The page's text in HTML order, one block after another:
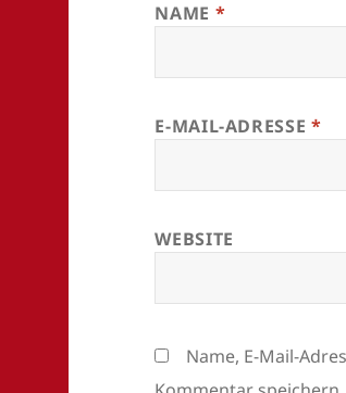
NAME *
E-MAIL-ADRESSE *
WEBSITE
Name, E-Mail-